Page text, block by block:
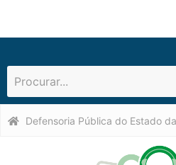
Defensoria Pública do Estado